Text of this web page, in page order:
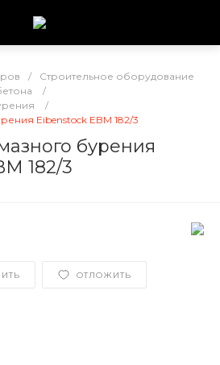
/
Строительное оборудование
/
/
Eibenstock EBM 182/3
бурения
182/3
ОТЛОЖИТЬ